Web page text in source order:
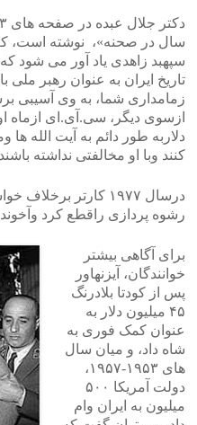
سپهبد زاهدی یاد آور می شود
تاریخ ایران به عنوان رهبر
زمامداری شما، به وی آسیبی
دلاربه طور دائم به آیت الله ها
کنند وبا او مخالفتی نداشته
درسال ۱۹۷۷ کارتر
رشوه پردازی راقطع کرد
برای آگاهی بیشتر
خوانندگان، آیزنهاور
پس از کودتا بلادرنگ
۴۵ میلیون دلار به
عنوان کمک فوری به
شاه داد، و میان سال
های ۱۹۵۳-۱۹۵۷،
دولت آمریکا ۵۰۰
میلیون به ایران وام